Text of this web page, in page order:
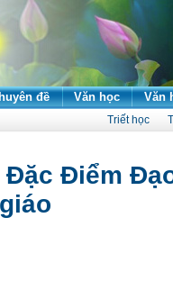
đề Văn học Văn
Triết học
Đặc Điểm